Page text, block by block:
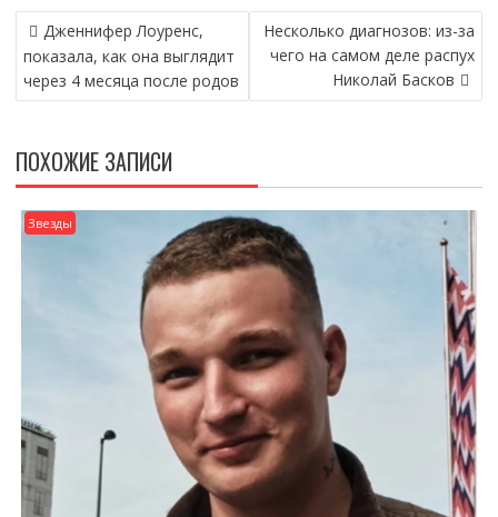
НАВИГАЦИЯ
ПО
ЗАПИСЯМ
Дженнифер Лоуренс,
показала, как она выглядит
через 4 месяца после родов
Несколько диагнозов: из-за
чего на самом деле распух
Николай Басков
ПОХОЖИЕ ЗАПИСИ
Звезды